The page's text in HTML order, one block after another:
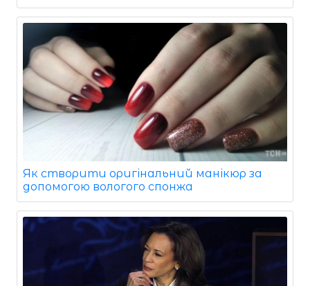
Як створити оригінальний манікюр за
допомогою вологого спонжа